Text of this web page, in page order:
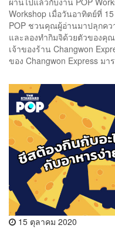
Workshop เมื่อวันอาทิตย์ที่
POP ชวนคุณผู้อ่านมาปลุกคว
และลองทำกิมจิด้วยตัวของคุ
เจ้าของร้าน Changwon
ของ Changwon Express มา
15 ตุลาคม 2020